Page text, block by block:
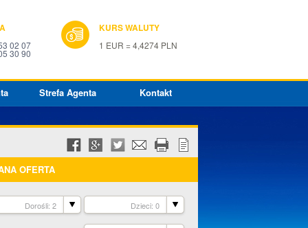
02 07
30 90
KURS WALUTY
1 EUR = 4,4274 PLN
Strefa Agenta Kontakt
OFERTA
Dorośli: 2 Dzieci: 0